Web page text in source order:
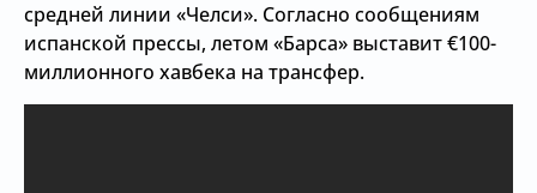
средней линии «Челси». Согласно сообщениям
испанской прессы, летом «Барса» выставит €100-
миллионного хавбека на трансфер.